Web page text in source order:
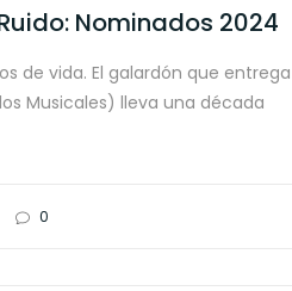
Nominados 2024
de vida. El galardón que entrega
Musicales) lleva una década
0